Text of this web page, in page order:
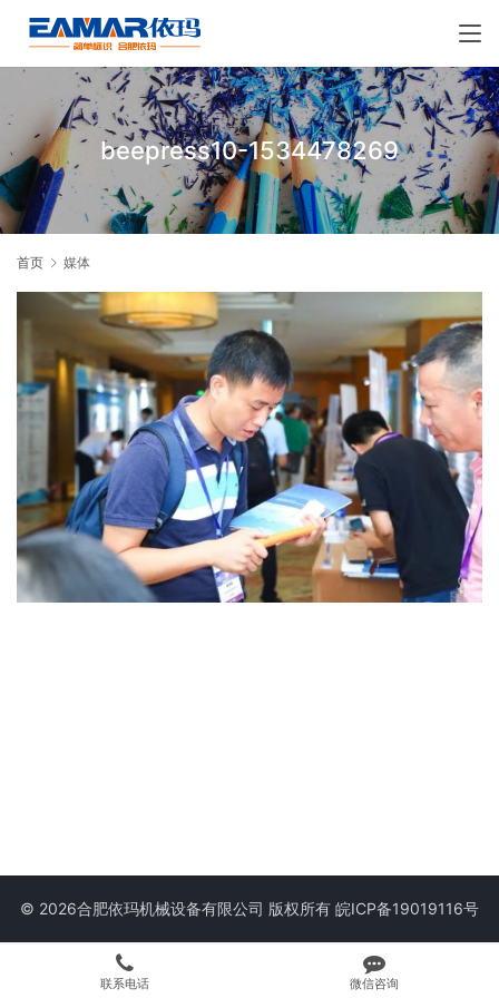
beepress10-1534478269
首页 媒体
© 2026合肥依玛机械设备有限公司 版权所有 皖ICP备19019116号
联系电话 微信咨询